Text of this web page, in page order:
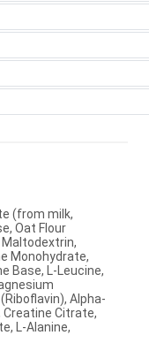
(from milk,
Oat Flour
Monohydrate,
Base, L-Leucine,
Alpha-
Creatine Citrate,
L-Alanine,